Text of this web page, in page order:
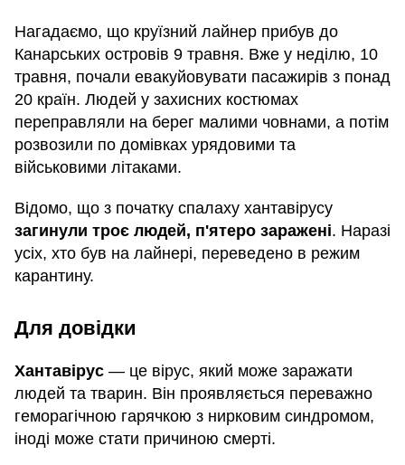
Нагадаємо, що круїзний лайнер прибув до
Канарських островів 9 травня. Вже у неділю, 10
травня, почали евакуйовувати пасажирів з понад
20 країн. Людей у захисних костюмах
переправляли на берег малими човнами, а потім
розвозили по домівках урядовими та
військовими літаками.
Відомо, що з початку спалаху хантавірусу
загинули троє людей, п'ятеро заражені. Наразі
усіх, хто був на лайнері, переведено в режим
карантину.
Для довідки
Хантавірус — це вірус, який може заражати
людей та тварин. Він проявляється переважно
геморагічною гарячкою з нирковим синдромом,
іноді може стати причиною смерті.